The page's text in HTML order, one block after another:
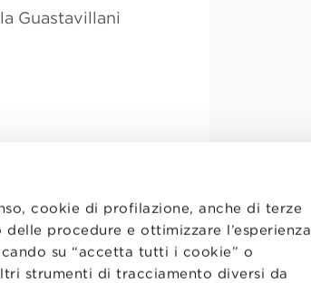
cookie di profilazione, anche di terze
procedure e ottimizzare l’esperienza
su “accetta tutti i cookie” o
strumenti di tracciamento diversi da
Guastavillani